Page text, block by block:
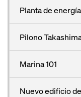
Planta de
Pilono
Marina 101
Nuevo edificio